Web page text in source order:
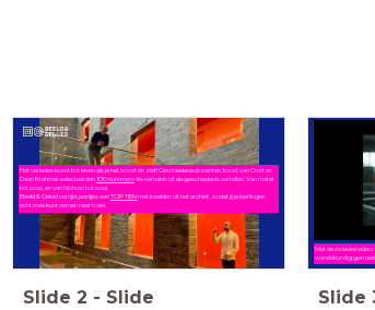
Het verleden komt tot leven als je het hoort én ziet! Geschiedenisdocenten Joost van Oort en
Daan Krahmer selecteerden100 nummersdie verhalen uit de geschiedenis vertellen.Van metal
tot pop, en van hiphop tot soul.
Beeld & Geluid verrijkt jaarlijks eenTOP TIENmet beelden uit het archief, zodat jij je leerlingen
echt mee kunt nemen naar toen.
Slide 2 - Slide
Met deze leuke video
wereldkundig
Slide